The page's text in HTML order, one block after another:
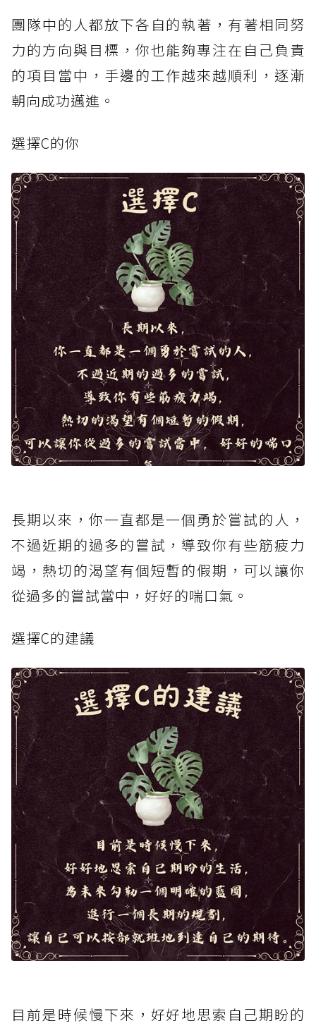
團隊中的人都放下各自的執著，有著相同努
力的方向與目標，你也能夠專注在自己負責
的項目當中，手邊的工作越來越順利，逐漸
朝向成功邁進。
選擇C的你
長期以來，你一直都是一個勇於嘗試的人，
不過近期的過多的嘗試，導致你有些筋疲力
竭，熱切的渴望有個短暫的假期，可以讓你
從過多的嘗試當中，好好的喘口氣。
選擇C的建議
目前是時候慢下來，好好地思索自己期盼的